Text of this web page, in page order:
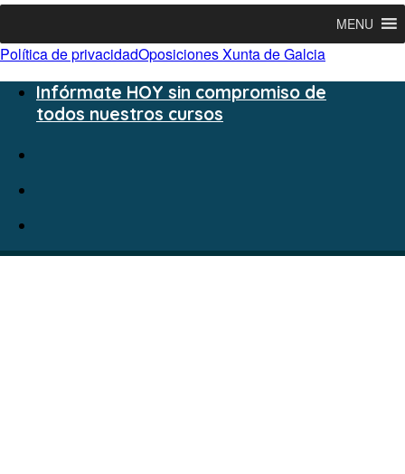
MENU
Política de privacidadOposiciones Xunta de Galcia
Infórmate HOY sin compromiso de
todos nuestros cursos